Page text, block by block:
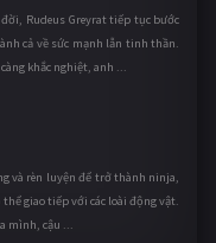
Rudeus Greyrat tiếp tục bước
cả về sức mạnh lẫn tinh thần.
khắc nghiệt, anh ...
và rèn luyện để trở thành ninja,
giao tiếp với các loài động vật.
mình, cậu ...